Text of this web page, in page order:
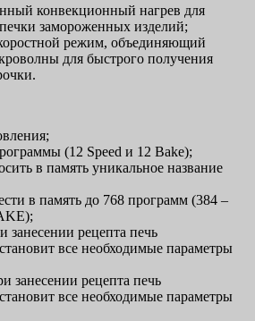
конвекционный нагрев для
замороженных изделий;
режим, объединяющий
для быстрого получения
(12 Speed и 12 Bake);
в память уникальное название
в память до 768 программ (384 –
рецепта печь
все необходимые параметры
занесении рецепта печь
все необходимые параметры